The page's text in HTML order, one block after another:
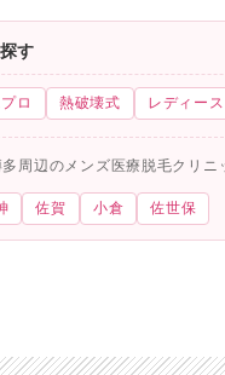
す
ロ 熱破壊式 レディース
多周辺のメンズ医療脱毛クリニ
佐賀 小倉 佐世保